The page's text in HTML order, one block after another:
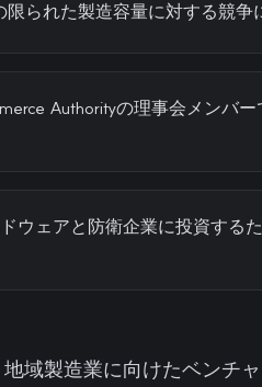
限られた製造容量に対する競争
Authorityの理事会メンバ
ウェアと防衛企業に投資する
域製造業に向けたベンチ